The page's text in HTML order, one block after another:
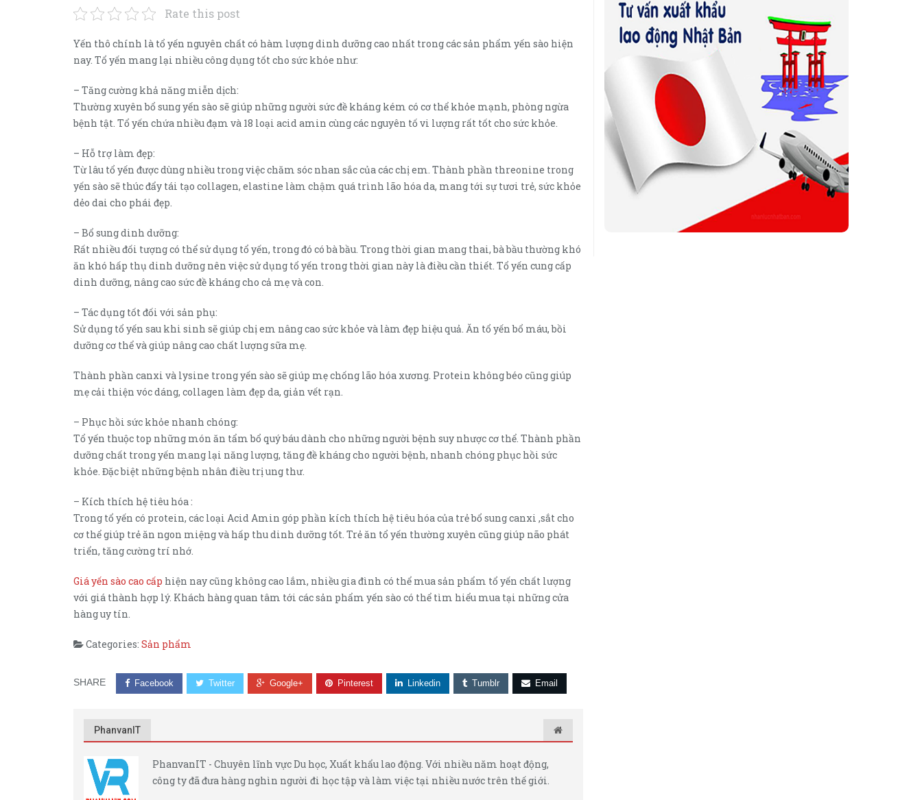
Rate this post
Yến thô chính là tổ yến nguyên chất có hàm lượng dinh dưỡng cao nhất trong các sản phẩm yến sào hiện
nay. Tổ yến mang lại nhiều công dụng tốt cho sức khỏe như:
– Tăng cường khả năng miễn dịch:
Thường xuyên bổ sung yến sào sẽ giúp những người sức đề kháng kém có cơ thể khỏe mạnh, phòng ngừa
bệnh tật. Tổ yến chứa nhiều đạm và 18 loại acid amin cùng các nguyên tố vi lượng rất tốt cho sức khỏe.
– Hỗ trợ làm đẹp:
Từ lâu tổ yến được dùng nhiều trong việc chăm sóc nhan sắc của các chị em. Thành phần threonine trong
yến sào sẽ thúc đẩy tái tạo collagen, elastine làm chậm quá trình lão hóa da, mang tới sự tươi trẻ, sức khỏe
dẻo dai cho phái đẹp.
– Bổ sung dinh dưỡng:
Rất nhiều đối tượng có thể sử dụng tổ yến, trong đó có bà bầu. Trong thời gian mang thai, bà bầu thường khó
ăn khó hấp thụ dinh dưỡng nên việc sử dụng tổ yến trong thời gian này là điều cần thiết. Tổ yến cung cấp
dinh dưỡng, nâng cao sức đề kháng cho cả mẹ và con.
– Tác dụng tốt đối với sản phụ:
Sử dụng tổ yến sau khi sinh sẽ giúp chị em nâng cao sức khỏe và làm đẹp hiệu quả. Ăn tổ yến bổ máu, bồi
dưỡng cơ thể và giúp nâng cao chất lượng sữa mẹ.
Thành phần canxi và lysine trong yến sào sẽ giúp mẹ chống lão hóa xương. Protein không béo cũng giúp
mẹ cải thiện vóc dáng, collagen làm đẹp da, giản vết rạn.
– Phục hồi sức khỏe nhanh chóng:
Tổ yến thuộc top những món ăn tẩm bổ quý báu dành cho những người bệnh suy nhược cơ thể. Thành phần
dưỡng chất trong yến mang lại năng lượng, tăng đề kháng cho người bệnh, nhanh chóng phục hồi sức
khỏe. Đặc biệt những bệnh nhân điều trị ung thư.
– Kích thích hệ tiêu hóa :
Trong tổ yến có protein, các loại Acid Amin góp phần kích thích hệ tiêu hóa của trẻ bổ sung canxi ,sắt cho
cơ thể giúp trẻ ăn ngon miệng và hấp thu dinh dưỡng tốt. Trẻ ăn tổ yến thường xuyên cũng giúp não phát
triển, tăng cường trí nhớ.
Giá yến sào cao cấp hiện nay cũng không cao lắm, nhiều gia đình có thể mua sản phẩm tổ yến chất lượng
với giá thành hợp lý. Khách hàng quan tâm tới các sản phẩm yến sào có thể tìm hiểu mua tại những cửa
hàng uy tín.
Categories: Sản phẩm
SHARE Facebook Twitter Google+ Pinterest Linkedin Tumblr Email
PhanvanIT
PhanvanIT - Chuyên lĩnh vực Du học, Xuất khẩu lao động. Với nhiều năm hoạt động,
công ty đã đưa hàng nghìn người đi học tập và làm việc tại nhiều nước trên thế giới.